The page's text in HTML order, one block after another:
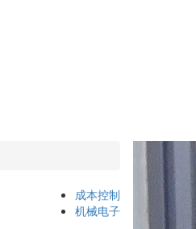
成本控制
机械电子